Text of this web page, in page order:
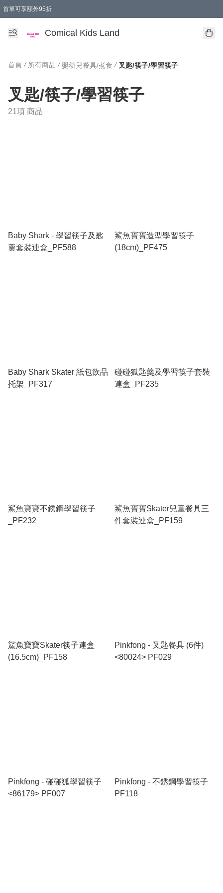
首單可享額外95折
Comical Kids Land
首頁 / 所有商品 / 嬰幼兒餐具/煮食 / 叉匙/筷子/學習筷子
叉匙/筷子/學習筷子
21項 商品
Baby Shark - 學習筷子及匙
羹套裝連盒_PF588
鯊魚寶寶造型學習筷子
(18cm)_PF475
Baby Shark Skater 紙包飲品
托架_PF317
碰碰狐匙羹及學習筷子套裝
連盒_PF235
鯊魚寶寶不銹鋼學習筷子
_PF232
鯊魚寶寶Skater兒童餐具三
件套裝連盒_PF159
鯊魚寶寶Skater筷子連盒
(16.5cm)_PF158
Pinkfong - 叉匙餐具 (6件)
<80024> PF029
Pinkfong - 碰碰狐學習筷子
<86179> PF007
Pinkfong - 不銹鋼學習筷子
PF118